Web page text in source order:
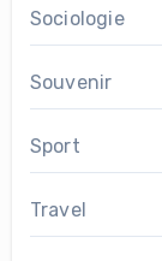
Sociologie
Souvenir
Sport
Travel